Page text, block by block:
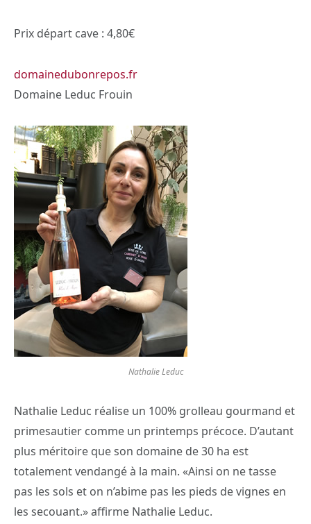
Prix départ cave : 4,80€
domainedubonrepos.fr
Domaine Leduc Frouin
Nathalie Leduc
Nathalie Leduc réalise un 100% grolleau gourmand et
primesautier comme un printemps précoce. D’autant
plus méritoire que son domaine de 30 ha est
totalement vendangé à la main. «Ainsi on ne tasse
pas les sols et on n’abime pas les pieds de vignes en
les secouant.» affirme Nathalie Leduc.